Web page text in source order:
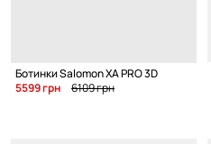
Ботинки Salomon XA PRO 3D
5599 грн
6109 грн